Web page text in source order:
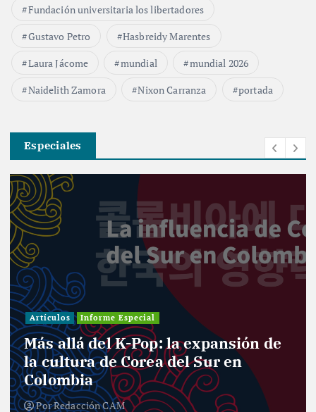
Fundación universitaria los libertadores
Gustavo Petro
Hasbreidy Marentes
Laura Jácome
mundial
mundial 2026
Naidelith Zamora
Nixon Carranza portada
Especiales
Artículos Informe Especial
Más allá del K-Pop: la expansión de
la cultura de Corea del Sur en
Colombia
PorRedacción CAM